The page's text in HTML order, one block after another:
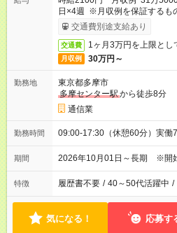
日×4週 ※月収例を保証するも
交通費別途支給あり
交通費 1ヶ月3万円を上限とし
月収例 30万円～
勤務地
東京都多摩市
多摩センター駅から徒歩8分
通信業
勤務時間 09:00-17:30（休憩60分）実働
期間 2026年10月01日～長期 ※開
特徴 履歴書不要 / 40～50代活躍中 /
気になる！ 応募す